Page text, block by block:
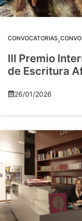
CONVOCATORIAS,
III Premio
de Escritura
26/01/2026